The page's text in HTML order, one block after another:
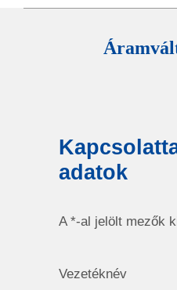
adatok
A *-al jelölt mezők
Vezetéknév